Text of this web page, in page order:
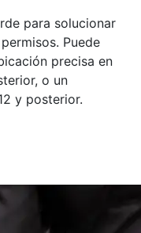
para solucionar
Puede
precisa en
o un
y posterior.